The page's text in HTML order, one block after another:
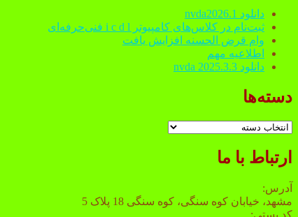
دانلود nvda2026.1
ثبت‌نام در کلاس‌های کامپیوتر i c d l فنی‌حرفه‌ای
وام قرض الحسنه افزایش یافت
اطلاعیه مهم
دانلود nvda 2025.3.3
دسته‌ها
دسته‌ها
ارتباط با ما
آدرس:
مشهد، خیابان کوه سنگی، کوه سنگی 18 پلاک 5
کد پستی: